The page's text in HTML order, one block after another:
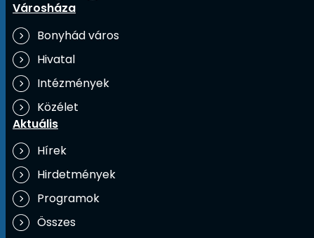
Városháza
Bonyhád város
Hivatal
Intézmények
Közélet
Aktuális
Hírek
Hirdetmények
Programok
Összes